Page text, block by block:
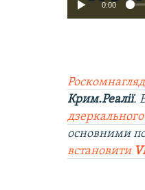
0:00
Крим.Реалії.
основними
встановити